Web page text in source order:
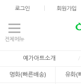
로그인 회원가입
전체메뉴
예가아트소개
명화(빠른배송)
유화(